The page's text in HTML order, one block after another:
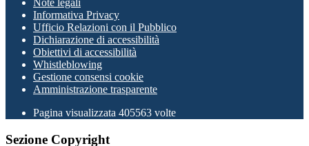
Note legali
Informativa Privacy
Ufficio Relazioni con il Pubblico
Dichiarazione di accessibilità
Obiettivi di accessibilità
Whistleblowing
Gestione consensi cookie
Amministrazione trasparente
Pagina visualizzata 405563 volte
Sezione Copyright